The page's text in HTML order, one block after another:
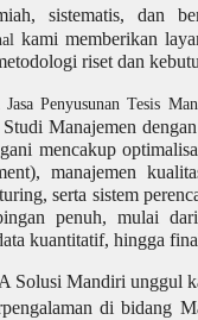
sistematis, dan
kami memberikan
riset dan
Jasa Penyusunan Tesis
Manajemen
mencakup
manajemen
serta sistem
penuh, mulai
kuantitatif, hingga
Solusi Mandiri unggul
di bidang